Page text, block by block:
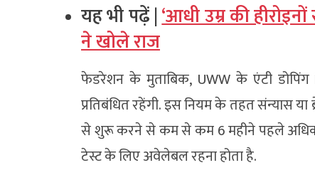
यह भी पढ़ें |‘आधी उम्र की
ने खोले राज
फेडरेशन के मुताबिक, UWW के एंटी
प्रतिबंधित रहेंगी. इस नियम के तहत संन्यास
से शुरू करने से कम से कम 6 महीने पहले
टेस्ट के लिए अवेलेबल रहना होता है.